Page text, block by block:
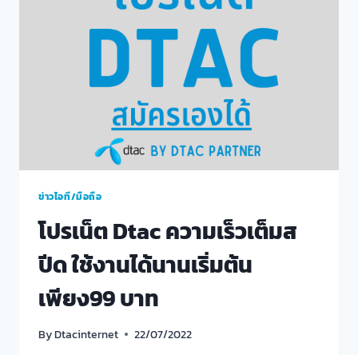
ด้วย
ตัว
เอง
ข่าวไอที/มือถือ
โปรเน็ต Dtac ความเร็วเต็มส
ปีด ใช้งานได้นานเริ่มต้น
เพียง99 บาท
ByDtacinternet 22/07/2022